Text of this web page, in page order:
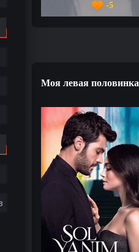
-5
Моя левая половинка